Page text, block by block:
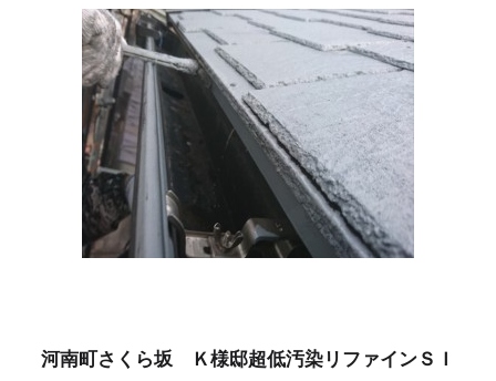
河南町さくら坂 Ｋ様邸超低汚染リファインＳＩ